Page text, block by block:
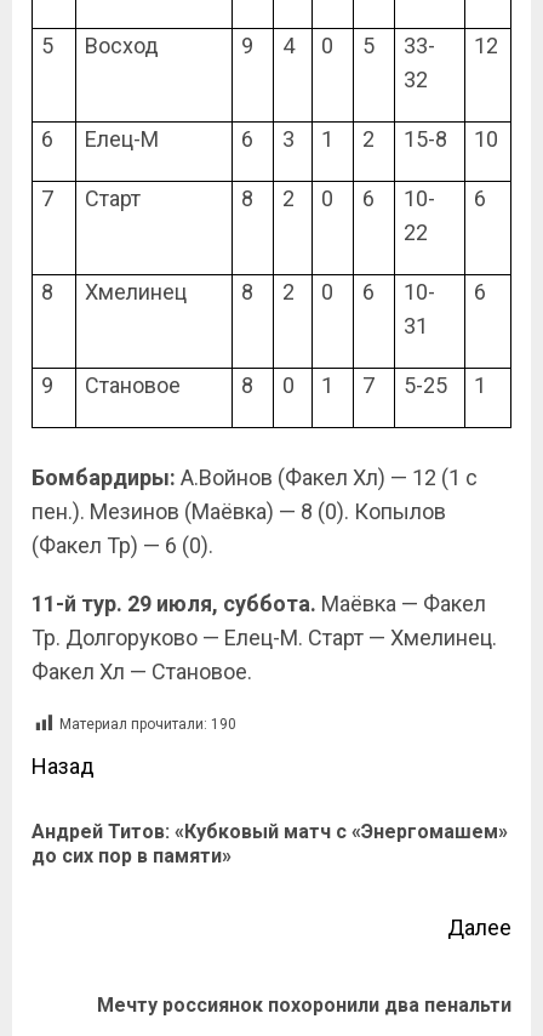
5 Восход 9 4 0 5
33-
32
12
6 Елец-М 6 3 1 2 15-8 10
7 Старт 8 2 0 6
10-
22
6
8 Хмелинец 8 2 0 6
10-
31
6
9 Становое 8 0 1 7 5-25 1
Бомбардиры: А.Войнов (Факел Хл) — 12 (1 с
пен.). Мезинов (Маёвка) — 8 (0). Копылов
(Факел Тр) — 6 (0).
11-й тур. 29 июля, суббота. Маёвка — Факел
Тр. Долгоруково — Елец-М. Старт — Хмелинец.
Факел Хл — Становое.
Материал прочитали: 190
Назад
Андрей Титов: «Кубковый матч с «Энергомашем»
до сих пор в памяти»
Далее
Мечту россиянок похоронили два пенальти